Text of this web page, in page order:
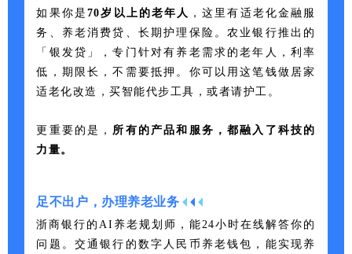
如果你是 70岁以上的老年人 ，这 里有适老化金融服
务、养老消费贷、长期护理保险。农 业银行推出的
「 银发贷」
，专门针对有养老需求的老年人，利率
低，期限长，不需要抵押。你可以用这笔钱做居家
适老化改造，买智能代步工具，或者请护工。
更重要的是， 所有的产品和服务，都融入了 科技 的
力量。
足不出户，办理养老业务
浙商银行的AI养老规划师，能24小时在线解答你的
问题。交通银行的数字人民币养老钱包，能实现养